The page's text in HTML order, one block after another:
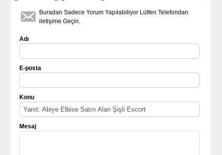
Buradan Sadece Yorum Yapılabiliyor Lütfen Telefondan
iletişime Geçin.
Adı
E-posta
Konu
Mesaj